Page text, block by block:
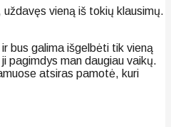
vieną iš tokių klausimų.
bus galima išgelbėti tik vieną
pagimdys man daugiau vaikų.
atsiras pamotė, kuri